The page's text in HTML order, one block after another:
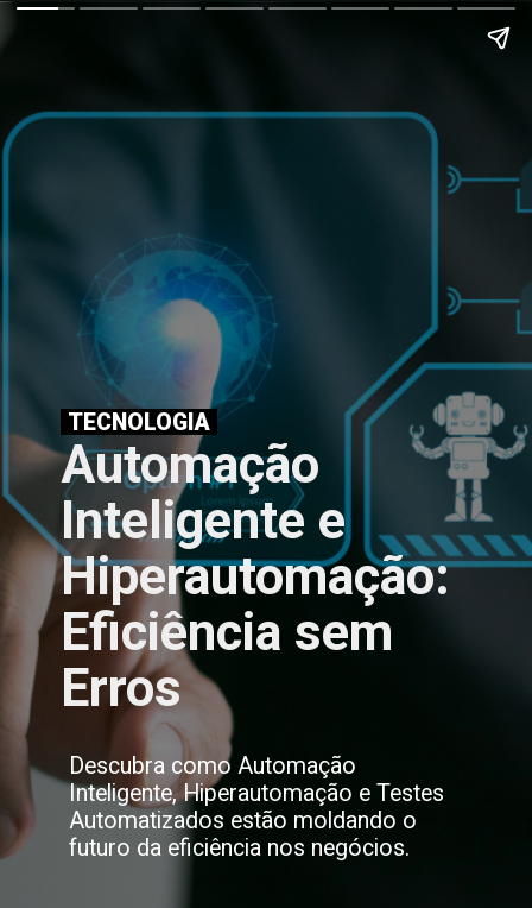
TECNOLOGIA
Automação
Inteligente e
Hiperautomação:
Eficiência sem
Erros
Descubra como Automação
Inteligente, Hiperautomação e Testes
Automatizados estão moldando o
futuro da eficiência nos negócios.